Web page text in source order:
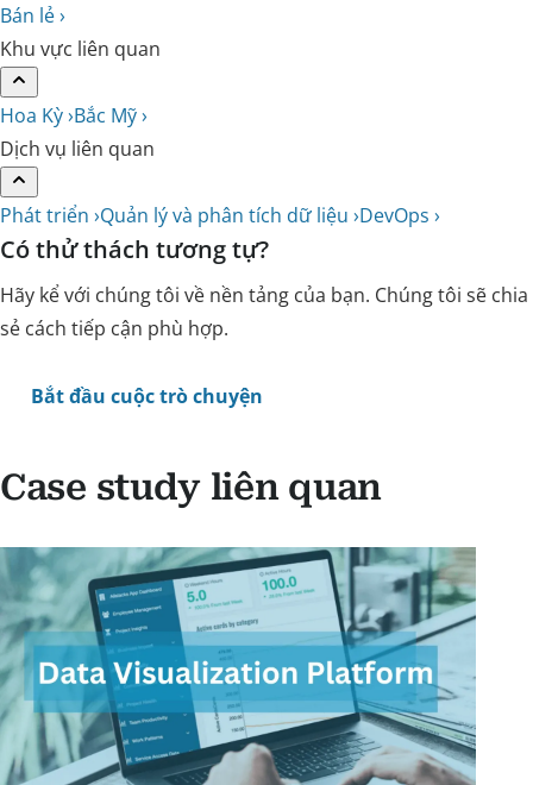
Bán lẻ ›
Khu vực liên quan
Hoa Kỳ ›Bắc Mỹ ›
Dịch vụ liên quan
Phát triển ›Quản lý và phân tích dữ liệu ›DevOps ›
Có thử thách tương tự?
Hãy kể với chúng tôi về nền tảng của bạn. Chúng tôi sẽ chia
sẻ cách tiếp cận phù hợp.
Bắt đầu cuộc trò chuyện
Case study liên quan